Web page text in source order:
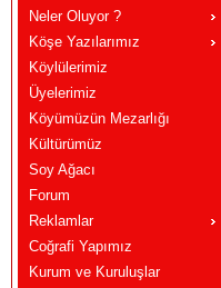
Neler Oluyor ?
Köşe Yazılarımız
Köylülerimiz
Üyelerimiz
Köyümüzün Mezarlığı
Kültürümüz
Soy Ağacı
Forum
Reklamlar
Coğrafi Yapımız
Kurum ve Kuruluşlar